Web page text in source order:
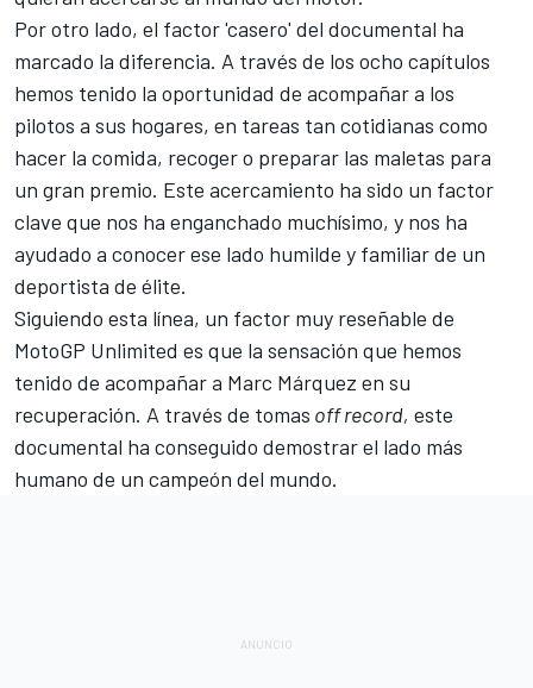
Por otro lado, el factor 'casero' del documental ha
marcado la diferencia. A través de los ocho capítulos
hemos tenido la oportunidad de acompañar a los
pilotos a sus hogares, en tareas tan cotidianas como
hacer la comida, recoger o preparar las maletas para
un gran premio. Este acercamiento ha sido un factor
clave que nos ha enganchado muchísimo, y nos ha
ayudado a conocer ese lado humilde y familiar de un
deportista de élite.
Siguiendo esta línea, un factor muy reseñable de
MotoGP Unlimited es que la sensación que hemos
tenido de acompañar a Marc Márquez en su
recuperación. A través de tomas off record, este
documental ha conseguido demostrar el lado más
humano de un campeón del mundo.